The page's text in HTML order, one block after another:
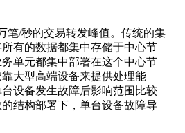
/秒的交易转发峰值。传统的集
有的数据都集中存储于中心节
单元都集中部署在这个中心节
大型高端设备来提供处理能
设备发生故障后影响范围比较
结构部署下，单台设备故障导